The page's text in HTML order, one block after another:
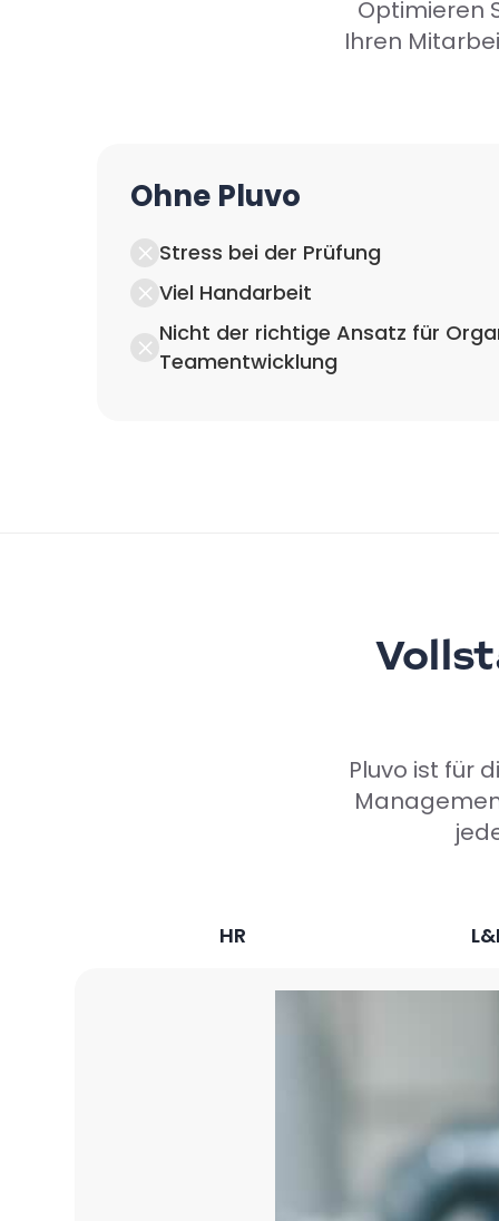
Optimieren
Ihren
Ohne Pluvo
Stress bei der Prüfung
Viel Handarbeit
Nicht der richtige Ansatz für
Teamentwicklung
Pluvo ist für
HR